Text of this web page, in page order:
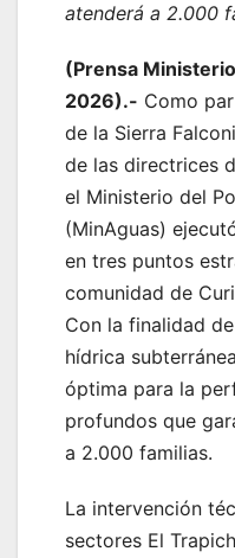
atenderá a 2.000
(Prensa
2026).- Como
de la Sierra
de las directrices
el Ministerio del
(MinAguas)
en tres puntos
comunidad de
Con la finalidad
hídrica
óptima para la
profundos que
a 2.000 familias.
La intervención
sectores El